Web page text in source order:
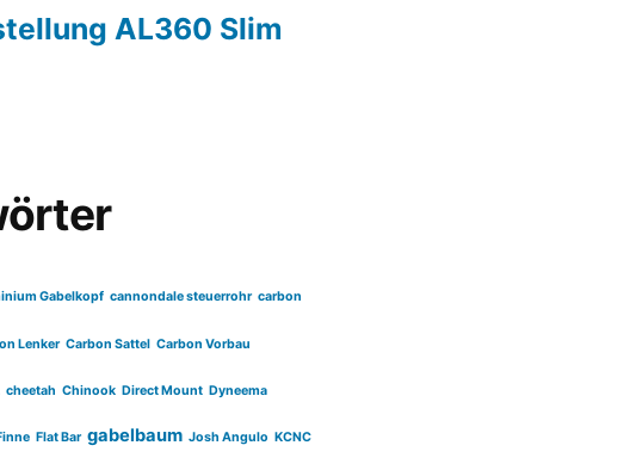
AL360 Slim
Gabelkopf cannondale steuerrohr carbon
Lenker Carbon Sattel Carbon Vorbau
cheetah Chinook Direct Mount Dyneema
Flat Bar gabelbaum Josh Angulo KCNC